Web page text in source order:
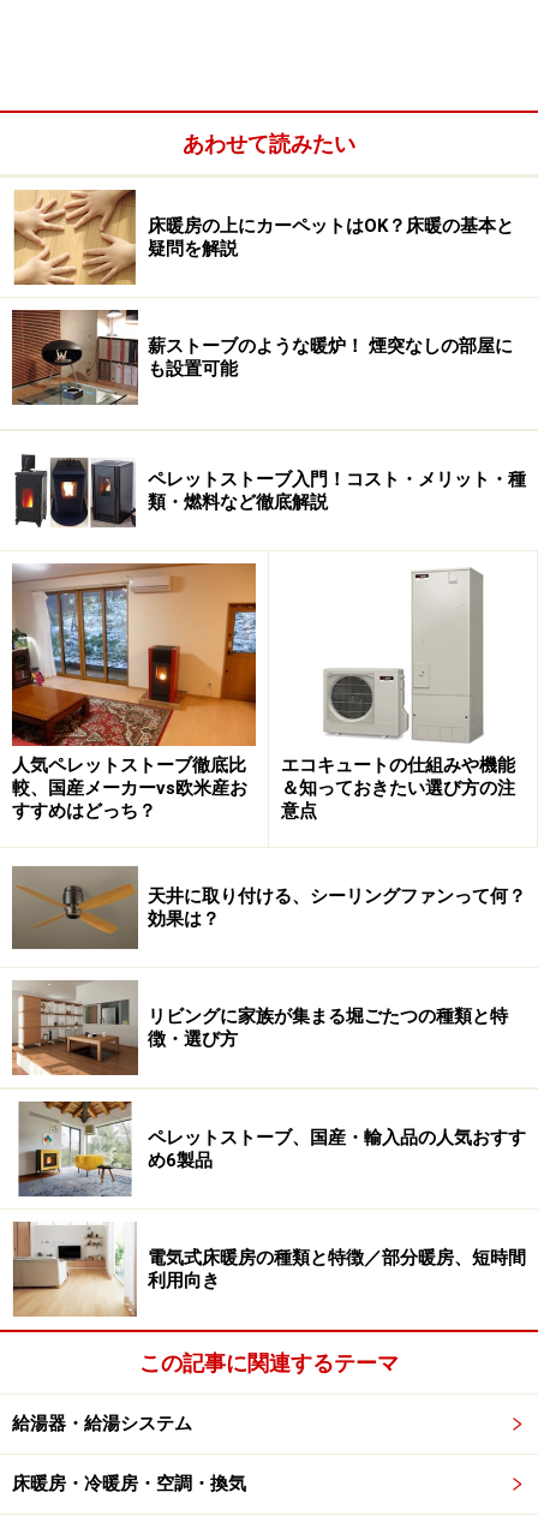
京都ペレット町家ヒノコの店頭。ピンクのブタさん型BBQグ
リルが目印*
松田氏：京都の山と街に暮らす人を繋ぐお店になりた
い、そんな想いで2010年にオープンしました。薪や炭、
それらを使う道具の販売やレンタルや木の生活雑貨もた
くさん取り揃えております。燃料や雑貨は、国産材でき
れば京都産材から作られているものにこだわって集めて
います。
らいいの？」
まずはそんなご相談からお待ちしております。ぜひ、ヒ
ノコの店内で「火のある暮らし」「木を使う暮らし」を
体感してみて下さい。スタッフ一同お待ちしておりま
す。
京都ペレット町家ヒノコの店内*
京都の町家は寒かった、それが使い初めの
理由。
--- 松田さんがペレットストーブを使い始めたきっかけ
を教えてください。
松田氏：2004年前に初めて自宅でペレットストーブを使
い始め、その暖かさや木の燃える香りに感動しました。
その後2006年に会社を立ち上げたとき事務所の暖房器具
あわせて読みたい
床暖房の上にカーペットはOK？床暖の基本と
疑問を解説
薪ストーブのような暖炉！ 煙突なしの部屋に
も設置可能
ペレットストーブ入門！コスト・メリット・種
類・燃料など徹底解説
人気ペレットストーブ徹底比
較、国産メーカーvs欧米産お
すすめはどっち？
エコキュートの仕組みや機能
＆知っておきたい選び方の注
意点
天井に取り付ける、シーリングファンって何？
効果は？
リビングに家族が集まる堀ごたつの種類と特
徴・選び方
ペレットストーブ、国産・輸入品の人気おすす
め6製品
電気式床暖房の種類と特徴／部分暖房、短時間
利用向き
この記事に関連するテーマ
給湯器・給湯システム
床暖房・冷暖房・空調・換気